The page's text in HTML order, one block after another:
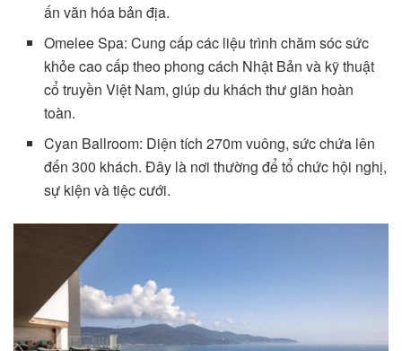
ấn văn hóa bản địa.
Omelee Spa: Cung cấp các liệu trình chăm sóc sức
khỏe cao cấp theo phong cách Nhật Bản và kỹ thuật
cổ truyền Việt Nam, giúp du khách thư giãn hoàn
toàn.
Cyan Ballroom: Diện tích 270m vuông, sức chứa lên
đến 300 khách. Đây là nơi thường để tổ chức hội nghị,
sự kiện và tiệc cưới.